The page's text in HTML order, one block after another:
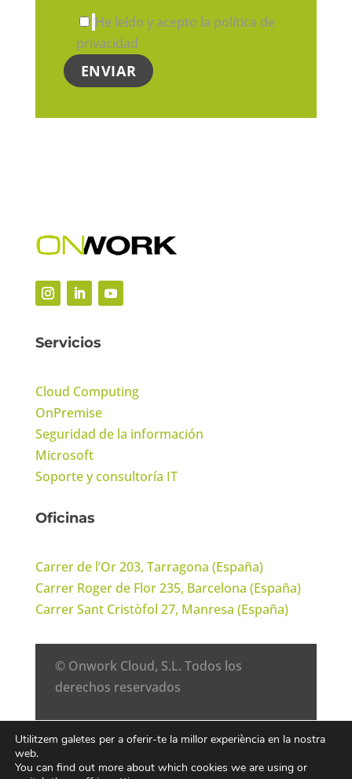
He leído y acepto la política de
privacidad
Servicios
Cloud Computing
OnPremise
Seguridad de la información
Microsoft
Soporte y consultoría IT
Oficinas
Carrer de l’Or 203, Tarragona (España)
Carrer Roger de Flor 235, Barcelona (España)
Carrer Sant Cristòfol 27, Manresa (España)
© Onwork Cloud, S.L. Todos los
derechos reservados
Avís legal Política de privacitat
Política
información
Utilitzem galetes per a oferir-te la millor experiència en la nostra
web.
You can find out more about which cookies we are using or